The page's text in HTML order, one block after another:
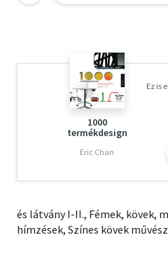
1000
termékdesign
Eric Chan
Ez is
és látvány I-II., Fémek, kövek,
hímzések, Színes kövek